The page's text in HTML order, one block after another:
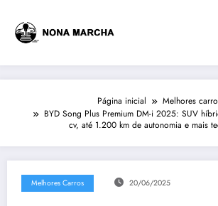
conteúdo
Página inicial
Melhores
BYD Song Plus Premium DM-i 2025: SUV
cv, até 1.200 km de autonomia e mais
Melhores Carros 20/06/2025